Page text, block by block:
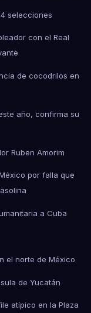
selecciones
con el Real
de cocodrilos en
año, confirma su
Ruben Amorim
por falla que
a Cuba
el norte de México
de Yucatán
atípico en la Plaza